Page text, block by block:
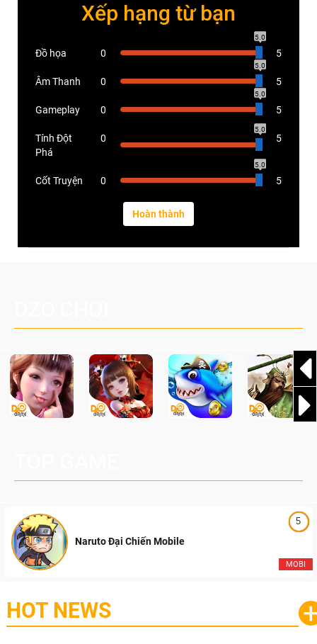
Xếp hạng từ bạn
Đồ họa 0
5.0
5
Âm Thanh 0
5.0
5
Gameplay 0
5.0
5
Tính Đột
Phá
0
5.0
5
Cốt Truyện 0
5.0
5
5
MOBI
Naruto Đại Chiến Mobile
HOT NEWS